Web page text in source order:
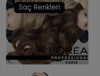
Saç Renkleri